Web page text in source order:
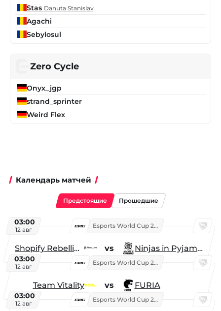
Stas Danuta Stanislav
Agachi
Sebylosul
Zero Cycle
Onyx_jgp
strand_sprinter
Weird Flex
Календарь матчей
Предстоящие Прошедшие
03:00
12 авг
Esports World Cup 2026
Shopify Rebellion vs Ninjas in Pyjamas
03:00
12 авг
Esports World Cup 2026
Team Vitality vs FURIA
03:00
12 авг
Esports World Cup 2026